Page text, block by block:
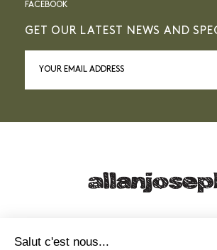
FACEBOOK
GET OUR LATEST NEWS AND
Salut c'est nous...